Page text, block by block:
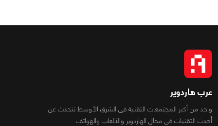
عرب هاردوير
واحد من أكبر المجتمعات التقنية فى الشرق الأوسط تتحدث عن
أحدث التقنيات فى مجال الهاردوير والألعاب والهواتف